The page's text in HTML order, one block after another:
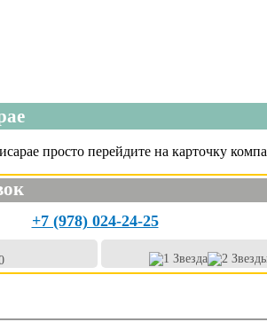
просто перейдите на карточку
+7 (978) 024-24-25